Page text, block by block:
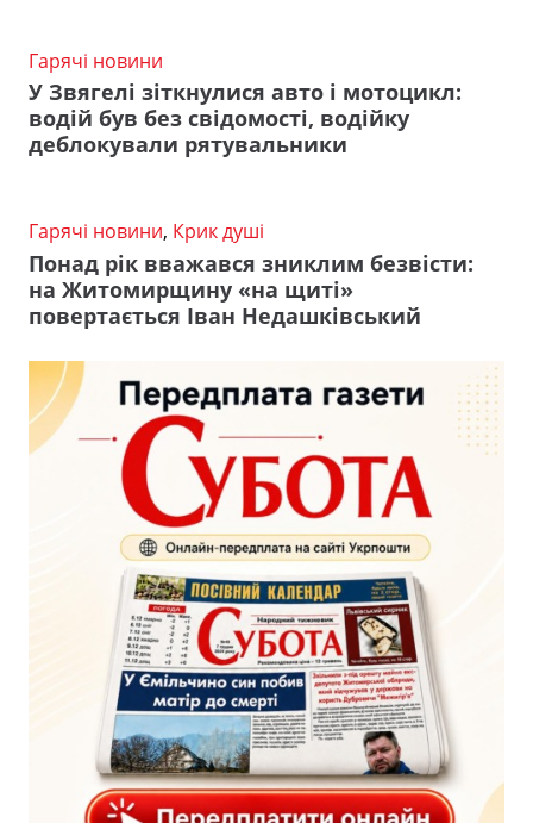
Гарячі новини
У Звягелі зіткнулися авто і мотоцикл:
водій був без свідомості, водійку
деблокували рятувальники
Гарячі новини, Крик душі
Понад рік вважався зниклим безвісти:
на Житомирщину «на щиті»
повертається Іван Недашківський